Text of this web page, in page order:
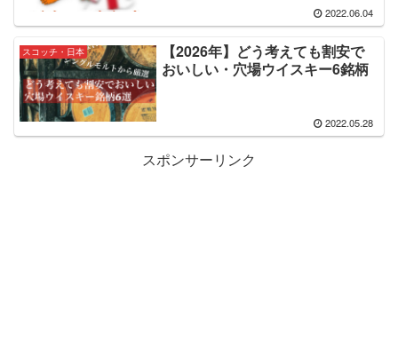
2022.06.04
スコッチ・日本
【2026年】どう考えても割安で
おいしい・穴場ウイスキー6銘柄
2022.05.28
スポンサーリンク